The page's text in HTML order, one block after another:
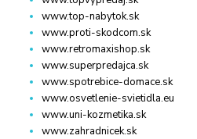
www.top-nabytok.sk
www.proti-skodcom.sk
www.retromaxishop.sk
www.superpredajca.sk
www.spotrebice-domace.sk
www.osvetlenie-svietidla.eu
www.uni-kozmetika.sk
www.zahradnicek.sk